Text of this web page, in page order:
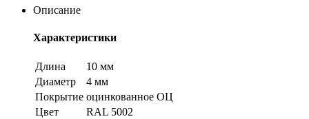
Описание
Характеристики
Длина
10 мм
Диаметр
4 мм
Покрытие оцинкованное ОЦ
Цвет
RAL 5002